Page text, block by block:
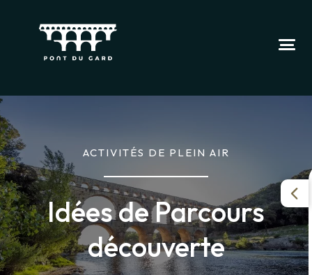
ACTIVITÉS DE PLEIN AIR
Idées de Parcours
découverte